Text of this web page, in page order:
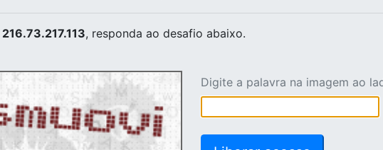
216.73.217.113, responda ao desafio abaixo.
Digite a palavra na imagem ao